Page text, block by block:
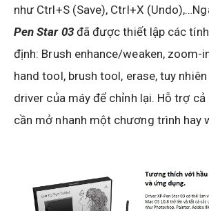
như Ctrl+S (Save), Ctrl+X
Pen Star 03đã được thiết lập các
định: Brush enhance/weaken, zoom-
hand tool, brush tool, erase, tuy
driver của máy để chỉnh lại. Hỗ trợ
cần mở nhanh một chương trình hay